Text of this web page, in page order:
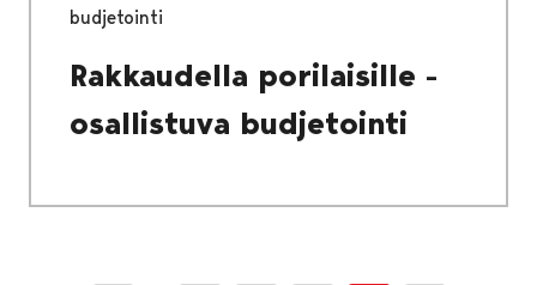
budjetointi
Rakkaudella porilaisille -
osallistuva budjetointi